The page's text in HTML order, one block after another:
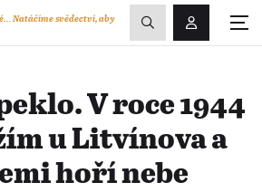
Přihlášení/
Natáčíme svědectví, aby
Zobrazit
vyhledávání
V roce 1944
u Litvínova a
hoří nebe